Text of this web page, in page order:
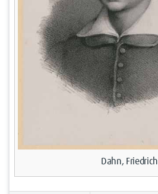
Dahn, Friedrich